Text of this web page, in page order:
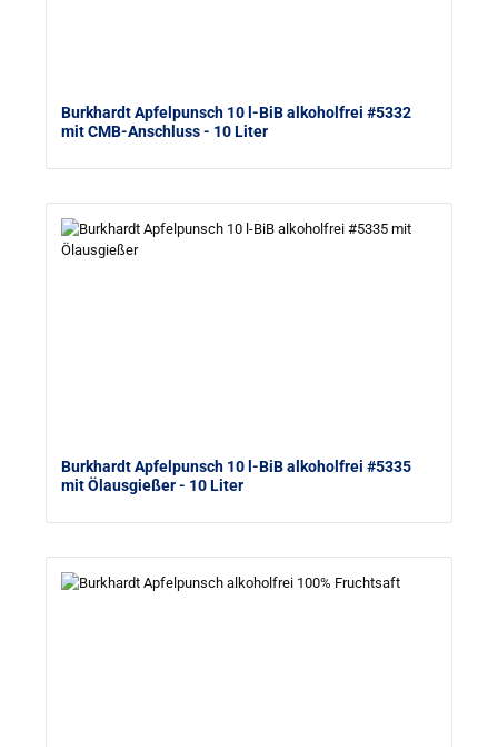
Burkhardt Apfelpunsch 10 l-BiB alkoholfrei #5332
mit CMB-Anschluss- 10 Liter
Burkhardt Apfelpunsch 10 l-BiB alkoholfrei #5335
mit Ölausgießer- 10 Liter